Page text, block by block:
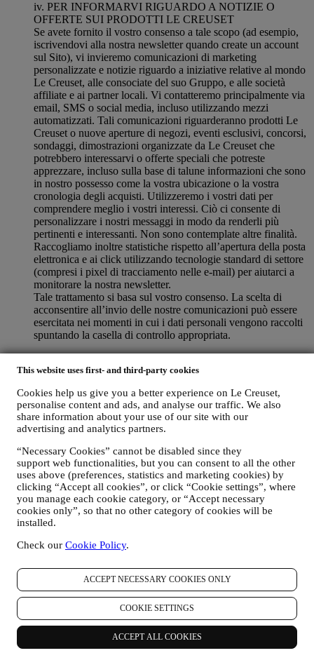
This website uses first- and third-party cookies
Cookies help us give you a better experience on Le Creuset,
personalise content and ads, and analyse our traffic. We also
share information about your use of our site with our
advertising and analytics partners.
“Necessary Cookies” cannot be disabled since they
support web functionalities, but you can consent to all the other
uses above (preferences, statistics and marketing cookies) by
clicking “Accept all cookies”, or click “Cookie settings”, where
you manage each cookie category, or “Accept necessary
cookies only”, so that no other category of cookies will be
installed.
Check our Cookie Policy.
ACCEPT NECESSARY COOKIES ONLY
COOKIE SETTINGS
ACCEPT ALL COOKIES
iv. PER INFORMARVI RIGUARDO A NOTIZIE O
OFFERTE SUI PRODOTTI LE CREUSET
Se avete fornito il vostro consenso a tale scopo (ad esempio,
iscrivendovi alla nostra newsletter quando create un account
sul Sito), vi invieremo comunicazioni di marketing
personalizzate e notizie riguardo a iniziative relative al mondo
Le Creuset, alle consociate del suo Gruppo, e alle società
affiliate e ai partner locali. Vi contatteremo principalmente via
email, SMS o social media, incluso utilizzando mezzi
automatizzati. Tali comunicazioni riguarderanno prodotti Le
Creuset o nuove aperture di negozi, eventi esclusivi, concorsi,
sondaggi, dimostrazioni organizzate da Le Creuset che
potrebbero interessarvi o offerte speciali che potreste
apprezzare, incluso sulla base di talune informazioni che sono
in nostro possesso come la vostra ubicazione o la vostra
cronologia degli acquisti. Utilizzeremo i vostri dati per
comprendere meglio i vostri interessi. Ciò ci consente di
personalizzare i nostri messaggi in modo da renderli più
pertinenti e interessanti. Non sono contemplate altre finalità.
Raccogliamo inoltre statistiche rispetto all’apertura della posta
elettronica e ai click utilizzando tecnologie standard di settore
(compresi i pixel di tracciamento nelle e-mail) per aiutarci a
monitorare la nostra newsletter.
Tale trattamento si basa sul vostro consenso. La scelta di
acconsentire all’invio delle nostre comunicazioni può essere
esercitata nei momenti in cui i dati personali vengono raccolti
spuntando la casella di controllo appropriata.
comunicazioni di marketing e dei nostri aggiornamenti in qualsiasi
comunicazioni stesse (ad esempio, cliccando sul pulsante
“Unsubscribe” (Annulla iscrizione) in fondo a qualsiasi newsletter.
Se desiderate interrompere qualsiasi delle nostre attività di
marketing, potete inviarci un’email all’indirizzo
privacy@lecreuset.com .Tratteremo la vostra richiesta di
annullamento dell’iscrizione il prima possibile, ma in alcune
circostanze potreste continuare a ricevere qualche messaggio prima
che la vostra richiesta di annullamento venga interamente elaborata.
Non trasmettiamo o vendiamo i vostri dati di contatto e altri dati
v. RINVIARE PUBBLICITÀ MIRATA/PERSONALIZZARE LE
NOSTRE OFFERTE E MIGLIORARE L’ESPERIENZA DEL
CONSUMATORE
È nostra intenzione utilizzare i vostri dati per adattare i nostri servizi
e le nostre offerte alle vostre esigenze e preferenze allo scopo di
fornirvi un’esperienza consumatore Le Creuset personalizzata.
Svolgere questa attività analizzando le vostre abitudini o interessi, ad